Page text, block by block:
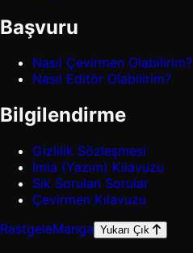
Başvuru
Nasıl Çevirmen Olabilirim?
Nasıl Editör Olabilirim?
Bilgilendirme
Gizlilik Sözleşmesi
İmla (Yazım) Kılavuzu
Sık Sorulan Sorular
Çevirmen Kılavuzu
RastgeleManga Yukarı Çık